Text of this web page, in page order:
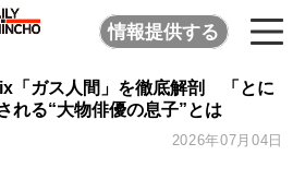
情報提供する
「ガス人間」を徹底解剖 「とに
れる“大物俳優の息子”とは
2026年07月04日